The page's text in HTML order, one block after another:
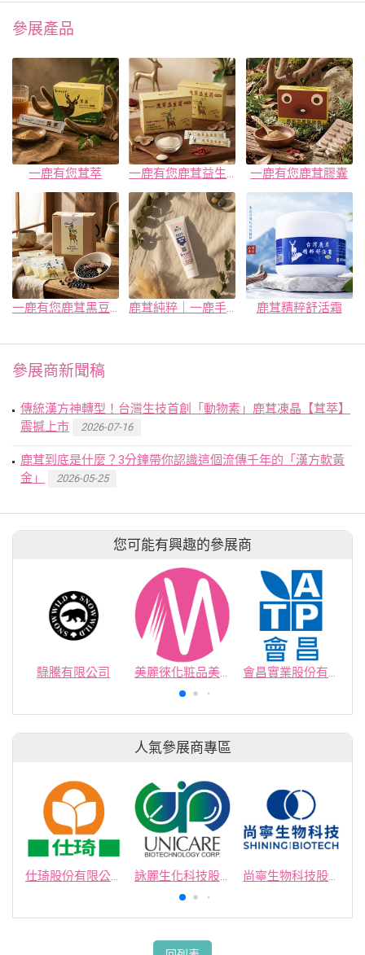
參展產品
一鹿有您茸萃 一鹿有您鹿茸益生菌+PLUS+PLUS 一鹿有您鹿茸膠囊
一鹿有您鹿茸黑豆茶 鹿茸純粹｜一鹿手護 鹿茸精粹舒活霜
參展商新聞稿
傳統漢方神轉型！台灣生技首創「動物素」鹿茸凍晶【茸萃】
震撼上市
2026-07-16
鹿茸到底是什麼？3分鐘帶你認識這個流傳千年的「漢方軟黃
金」
2026-05-25
您可能有興趣的參展商
騄騰有限公司 美麗徠化粧品美容工業股份有限公司 會昌實業股份有限公司
人氣參展商專區
仕琦股份有限公司 詠麗生化科技股份有限公司 尚寧生物科技股份有限公司